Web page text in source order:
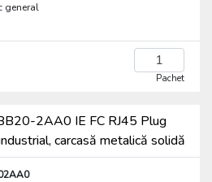
general
Pachet
2AA0 IE FC RJ45 Plug
carcasă metalică solidă